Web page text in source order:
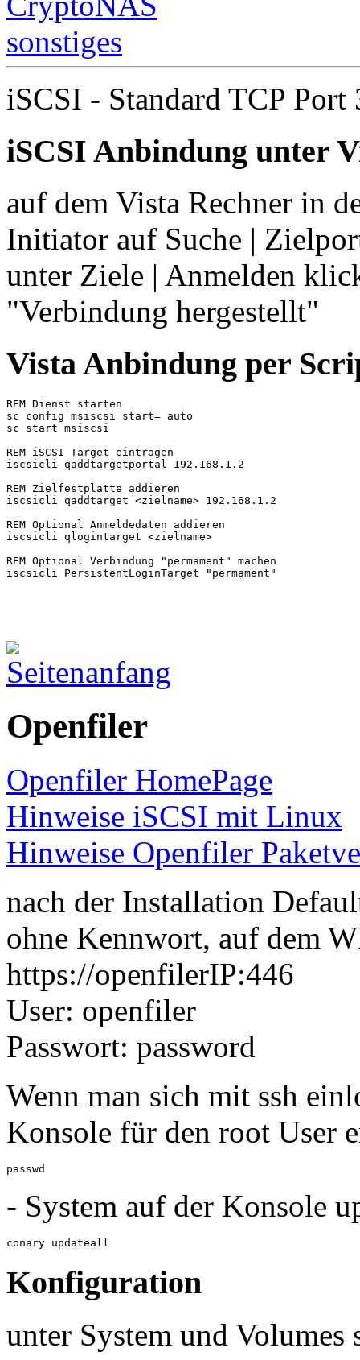
sonstiges
iSCSI - Standard TCP Port
iSCSI Anbindung unter
auf dem Vista Rechner in
Initiator auf Suche |
unter Ziele | Anmelden
"Verbindung hergestellt"
Vista Anbindung per
REM Dienst starten
sc config msiscsi start= auto
sc start msiscsi
REM iSCSI Target eintragen
iscsicli qaddtargetportal 192.168.1.2
REM Zielfestplatte addieren
iscsicli qaddtarget <zielname> 192.168.1.2
REM Optional Anmeldedaten addieren
iscsicli qlogintarget <zielname>
REM Optional Verbindung "permament" machen
iscsicli PersistentLoginTarget "permament"
Openfiler
Openfiler HomePage
Hinweise iSCSI mit Linux
Hinweise Openfiler
nach der Installation
ohne Kennwort, auf dem
https://openfilerIP:446
User: openfiler
Passwort: password
Wenn man sich mit ssh
Konsole für den root User
passwd
- System auf der Konsole
conary updateall
Konfiguration
unter System und